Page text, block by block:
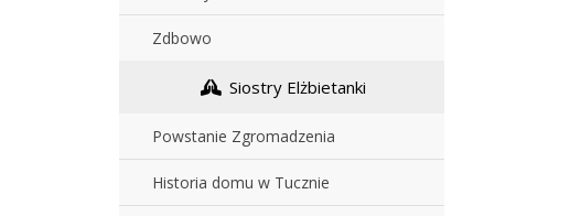
Zdbowo
Siostry Elżbietanki
Powstanie Zgromadzenia
Historia domu w Tucznie